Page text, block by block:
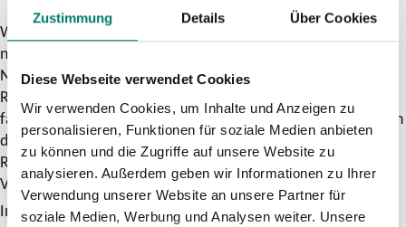
Zustimmung Details Über Cookies
Diese Webseite verwendet Cookies
Wir verwenden Cookies, um Inhalte und Anzeigen zu
personalisieren, Funktionen für soziale Medien anbieten
zu können und die Zugriffe auf unsere Website zu
analysieren. Außerdem geben wir Informationen zu Ihrer
Verwendung unserer Website an unsere Partner für
soziale Medien, Werbung und Analysen weiter. Unsere
Wichtig zu wissen: Das Ferienticket ist nicht übertragbar und
neben Bus und Bahn auch gültig für die 2. Klasse der
Nahverkehrszüge (S-Bahn, RegionalBahn und
RegionalExpress). Geschwister und Freunde unter 6 Jahren
fahren kostenlos mit. Das SchöneFerienTicket ist erhältlich an
den Automaten der Deutschen Bahn (DB), in den DB-
Reisezentren sowie an den Ticketautomaten und in den
Verkaufsstellen vieler weiterer Verkehrsunternehmen.
Im OnlineTicketShop des Mobilitätsportals unter